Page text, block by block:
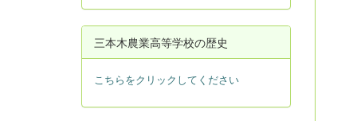
三本木農業高等学校の歴史
こちらをクリックしてください